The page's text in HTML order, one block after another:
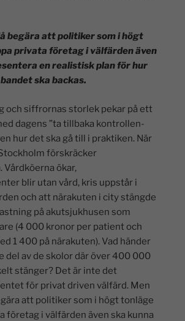
begära att politiker som i högt
privata företag i välfärden även
en realistisk plan för hur
bandet ska backas.
och siffrornas storlek pekar på ett
dagens ”ta tillbaka kontrollen-
hur det ska gå till i praktiken. När
förskräcker
Vårdköerna ökar,
blir utan vård, kris uppstår i
och att närakuten i city stängde
på akutsjukhusen som
(4 000 kronor per patient och
1 400 på närakuten). Vad händer
del av de skolor där över 400 000
stänger? Det är inte det
för privat driven välfärd. Men
att politiker som i högt tonläge
företag i välfärden även ska kunna